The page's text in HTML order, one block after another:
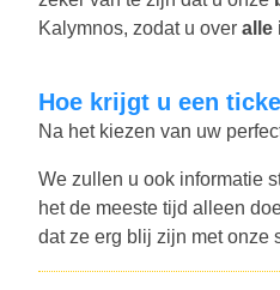
Kalymnos, zodat u over alle
Hoe krijgt u een
Na het kiezen van uw
We zullen u ook informatie
het de meeste tijd alleen
dat ze erg blij zijn met onze